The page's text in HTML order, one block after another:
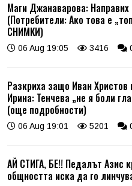
Маги Джанаварова:
(Потребители: Ако това е
СНИМКИ)
06 Aug 19:05 3416
Разкриха защо Иван
Ирина: Тенчева „не я боли
(още подробности)
06 Aug 19:01 5201
АЙ СТИГА, БЕ!! Педалът Азис
общността иска да го